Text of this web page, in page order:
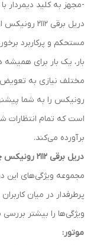
-مجهز به کلید دیمردار
دریل برقی
مستحکم و پرکاربرد
بار، یک بار برای همیشه
رونیکس را به شما
است که تمام انتظارات
برآورده می‌کند.
دریل برقی 2112 رونیکس چه ویژگی‌هایی دارد؟
مجموعه ویژگی‌های این
پرطرفدار در میان
ویژگی‌ها را بیشتر
موتور: